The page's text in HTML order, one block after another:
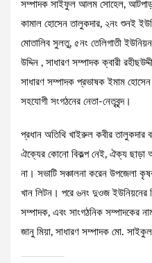
সম্পাদক সাইফুল আলম সোহেল,
কামাল হোসেন তালুকদার, ২নং শুনই
মোতালিব সুলতু, ৫নং তেলিগাতী
উদ্দিন , সাধারণ সম্পাদক ক্বারী
সাধারণ সম্পাদক প্রভাষক ইমাম হোসেন
সহযোগী সংগঠনের নেতা-নেতৃবৃন্দ।
প্রধান অতিথি খাইরুল কবীর তালুকদার
ঐক্যের কোনো বিকল্প নেই, ঐক্য ছাড়া
না। সভাটি সঞ্চালনা করেন উপজেলা
খান লিটন। পরে ৬নং দুওজ ইউনিয়নের
সম্পাদক, এবং সাংগঠনিক সম্পাদকের
জানু মিয়া, সাধারণ সম্পাদক মো.